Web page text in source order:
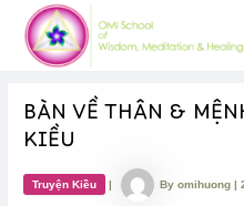
content
BÀN VỀ THÂN &
KIỀU
Truyện Kiều | Byomihuong|
Post
navigation
CHUYÊN
MỤC: